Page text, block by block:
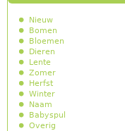
Nieuw
Bomen
Bloemen
Dieren
Lente
Zomer
Herfst
Winter
Naam
Babyspul
Overig